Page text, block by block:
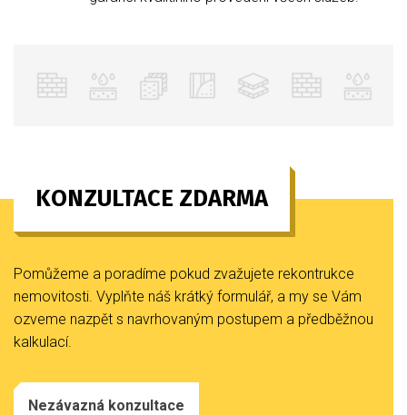
KONZULTACE ZDARMA
Pomůžeme a poradíme pokud zvažujete rekontrukce
nemovitosti. Vyplňte náš krátký formulář, a my se Vám
ozveme nazpět s navrhovaným postupem a předběžnou
kalkulací.
Nezávazná konzultace